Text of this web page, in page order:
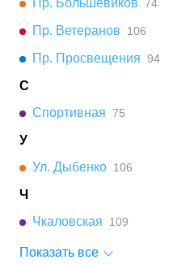
Пр. Большевиков 74
Пр. Ветеранов 106
Пр. Просвещения 94
С
Спортивная 75
У
Ул. Дыбенко 106
Ч
Чкаловская
109
Показать все